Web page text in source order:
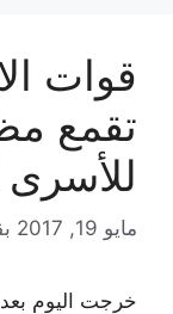
قوات
تقمع
للأسرى
مايو 19, 2017